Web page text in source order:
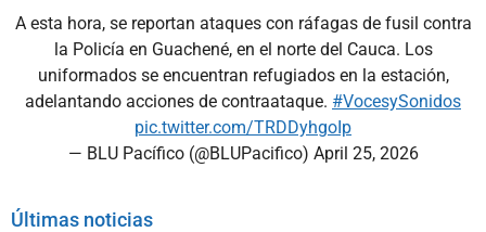
A esta hora, se reportan ataques con ráfagas de fusil contra
la Policía en Guachené, en el norte del Cauca. Los
uniformados se encuentran refugiados en la estación,
adelantando acciones de contraataque. #VocesySonidos
pic.twitter.com/TRDDyhgoIp
— BLU Pacífico (@BLUPacifico) April 25, 2026
Últimas noticias